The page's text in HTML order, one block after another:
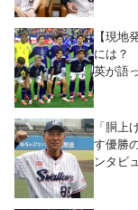
【現
には？
英が語
「胴上
す優勝
ンタビ